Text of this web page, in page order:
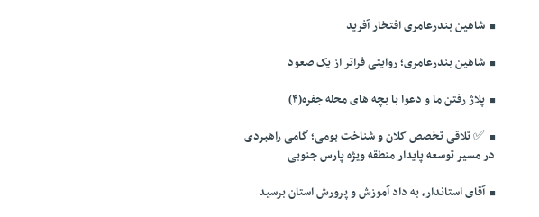
شاهین بندرعامری افتخار آفرید
شاهین بندرعامری؛ روایتی فراتر از یک صعود
پلاژ رفتن ما و دعوا با بچه های محله جفره(۴)
✅️ تلاقی تخصص کلان و شناخت بومی؛ گامی راهبردی
در مسیر توسعه پایدار منطقه ویژه پارس جنوبی
آقای استاندار، به داد آموزش و پرورش استان برسید